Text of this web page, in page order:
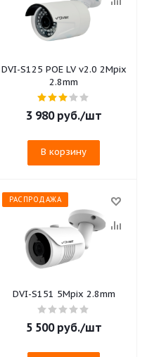
DVI-S125 POE LV v2.0 2Mpix
2.8mm
3 980руб./шт
В корзину
РАСПРОДАЖА
DVI-S151 5Mpix 2.8mm
5 500руб./шт